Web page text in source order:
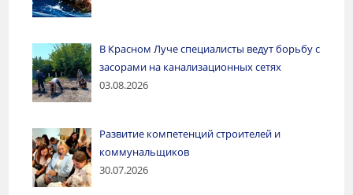
В Красном Луче специалисты ведут борьбу с
засорами на канализационных сетях
03.08.2026
Развитие компетенций строителей и
коммунальщиков
30.07.2026